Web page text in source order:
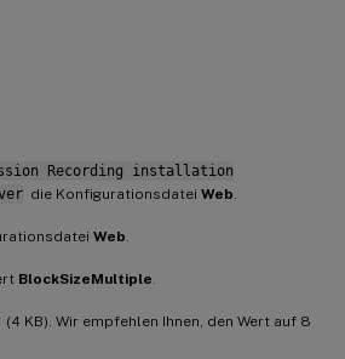
Recording installation
die Konfigurationsdatei Web
Web
BlockSizeMultiple
KB). Wir empfehlen Ihnen, den Wert auf 8